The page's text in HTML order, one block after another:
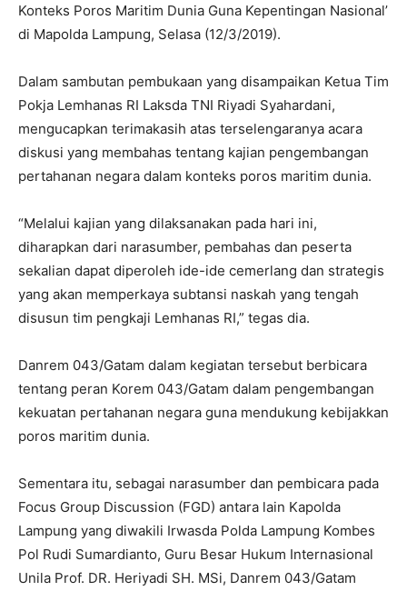
Konteks Poros Maritim Dunia Guna Kepentingan Nasional’
di Mapolda Lampung, Selasa (12/3/2019).
Dalam sambutan pembukaan yang disampaikan Ketua Tim
Pokja Lemhanas RI Laksda TNI Riyadi Syahardani,
mengucapkan terimakasih atas terselengaranya acara
diskusi yang membahas tentang kajian pengembangan
pertahanan negara dalam konteks poros maritim dunia.
“Melalui kajian yang dilaksanakan pada hari ini,
diharapkan dari narasumber, pembahas dan peserta
sekalian dapat diperoleh ide-ide cemerlang dan strategis
yang akan memperkaya subtansi naskah yang tengah
disusun tim pengkaji Lemhanas RI,” tegas dia.
Danrem 043/Gatam dalam kegiatan tersebut berbicara
tentang peran Korem 043/Gatam dalam pengembangan
kekuatan pertahanan negara guna mendukung kebijakkan
poros maritim dunia.
Sementara itu, sebagai narasumber dan pembicara pada
Focus Group Discussion (FGD) antara lain Kapolda
Lampung yang diwakili Irwasda Polda Lampung Kombes
Pol Rudi Sumardianto, Guru Besar Hukum Internasional
Unila Prof. DR. Heriyadi SH. MSi, Danrem 043/Gatam